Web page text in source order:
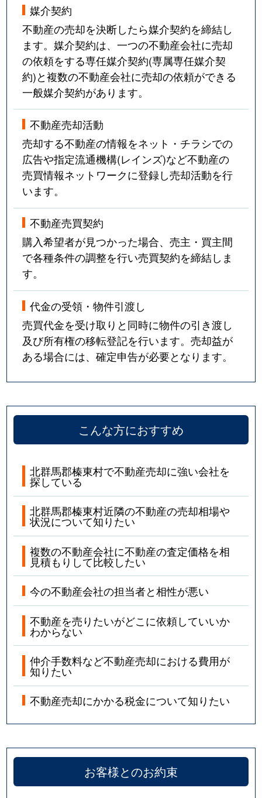
媒介契約
不動産の売却を決断したら媒介契約を締結し
ます。媒介契約は、一つの不動産会社に売却
の依頼をする専任媒介契約(専属専任媒介契
約)と複数の不動産会社に売却の依頼ができる
一般媒介契約があります。
不動産売却活動
売却する不動産の情報をネット・チラシでの
広告や指定流通機構(レインズ)など不動産の
売買情報ネットワークに登録し売却活動を行
います。
不動産売買契約
購入希望者が見つかった場合、売主・買主間
で各種条件の調整を行い売買契約を締結しま
す。
代金の受領・物件引渡し
売買代金を受け取りと同時に物件の引き渡し
及び所有権の移転登記を行います。売却益が
ある場合には、確定申告が必要となります。
こんな方におすすめ
北群馬郡榛東村で不動産売却に強い会社を
探している
北群馬郡榛東村近隣の不動産の売却相場や
状況について知りたい
複数の不動産会社に不動産の査定価格を相
見積もりして比較したい
今の不動産会社の担当者と相性が悪い
不動産を売りたいがどこに依頼していいか
わからない
仲介手数料など不動産売却における費用が
知りたい
不動産売却にかかる税金について知りたい
お客様とのお約束